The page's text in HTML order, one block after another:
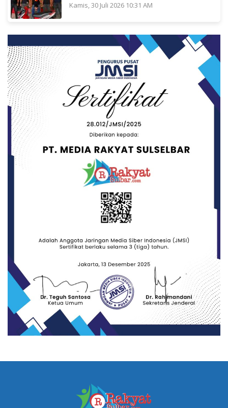
Kamis, 30 Juli 2026 10:31 AM